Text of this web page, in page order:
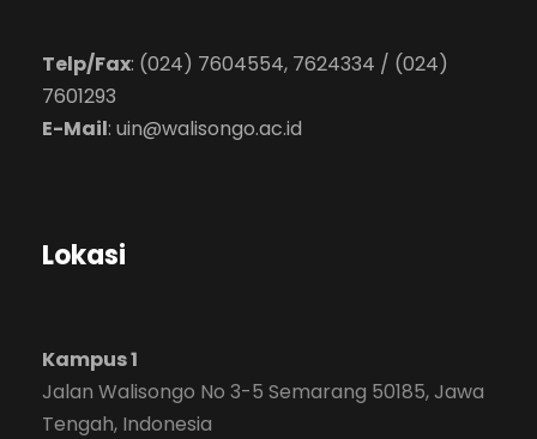
Telp/Fax: (024) 7604554, 7624334 / (024)
7601293
E-Mail: uin@walisongo.ac.id
Lokasi
Kampus 1
Jalan Walisongo No 3-5 Semarang 50185, Jawa
Tengah, Indonesia